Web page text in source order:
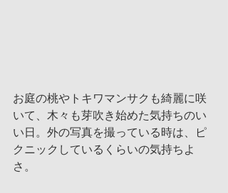
お庭の桃やトキワマンサクも綺麗に咲
いて、木々も芽吹き始めた気持ちのい
い日。外の写真を撮っている時は、ピ
クニックしているくらいの気持ちよ
さ。